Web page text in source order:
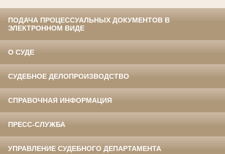
ПОДАЧА ПРОЦЕССУАЛЬНЫХ ДОКУМЕНТОВ В
ЭЛЕКТРОННОМ ВИДЕ
О СУДЕ
СУДЕБНОЕ ДЕЛОПРОИЗВОДСТВО
СПРАВОЧНАЯ ИНФОРМАЦИЯ
ПРЕСС-СЛУЖБА
УПРАВЛЕНИЕ СУДЕБНОГО ДЕПАРТАМЕНТА